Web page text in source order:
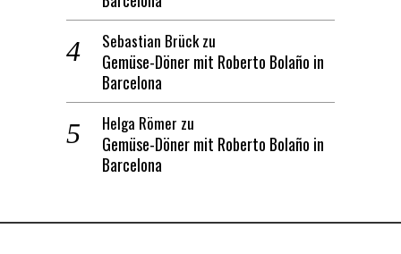
Sebastian Brückzu
Gemüse-Döner mit Roberto Bolaño in
Barcelona
Helga Römer zu
Gemüse-Döner mit Roberto Bolaño in
Barcelona